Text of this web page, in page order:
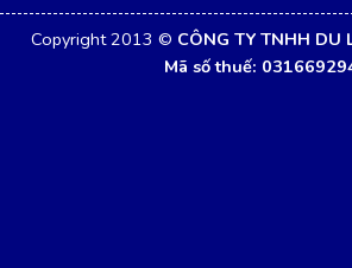
Copyright 2013 © CÔNG TY TNHH DU
Mã số thuế: